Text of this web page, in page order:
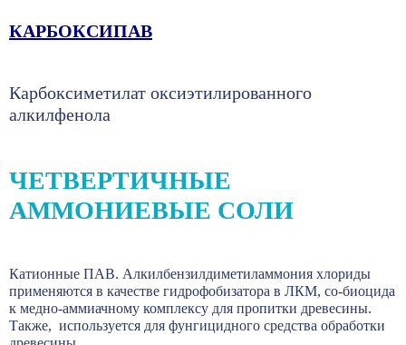
КАРБОКСИПАВ
Карбоксиметилат оксиэтилированного
алкилфенола
ЧЕТВЕРТИЧНЫЕ
АММОНИЕВЫЕ СОЛИ
Катионные ПАВ. Алкилбензилдиметиламмония хлориды
применяются в качестве гидрофобизатора в ЛКМ, со-биоцида
к медно-аммиачному комплексу для пропитки древесины.
Также, используется для фунгицидного средства обработки